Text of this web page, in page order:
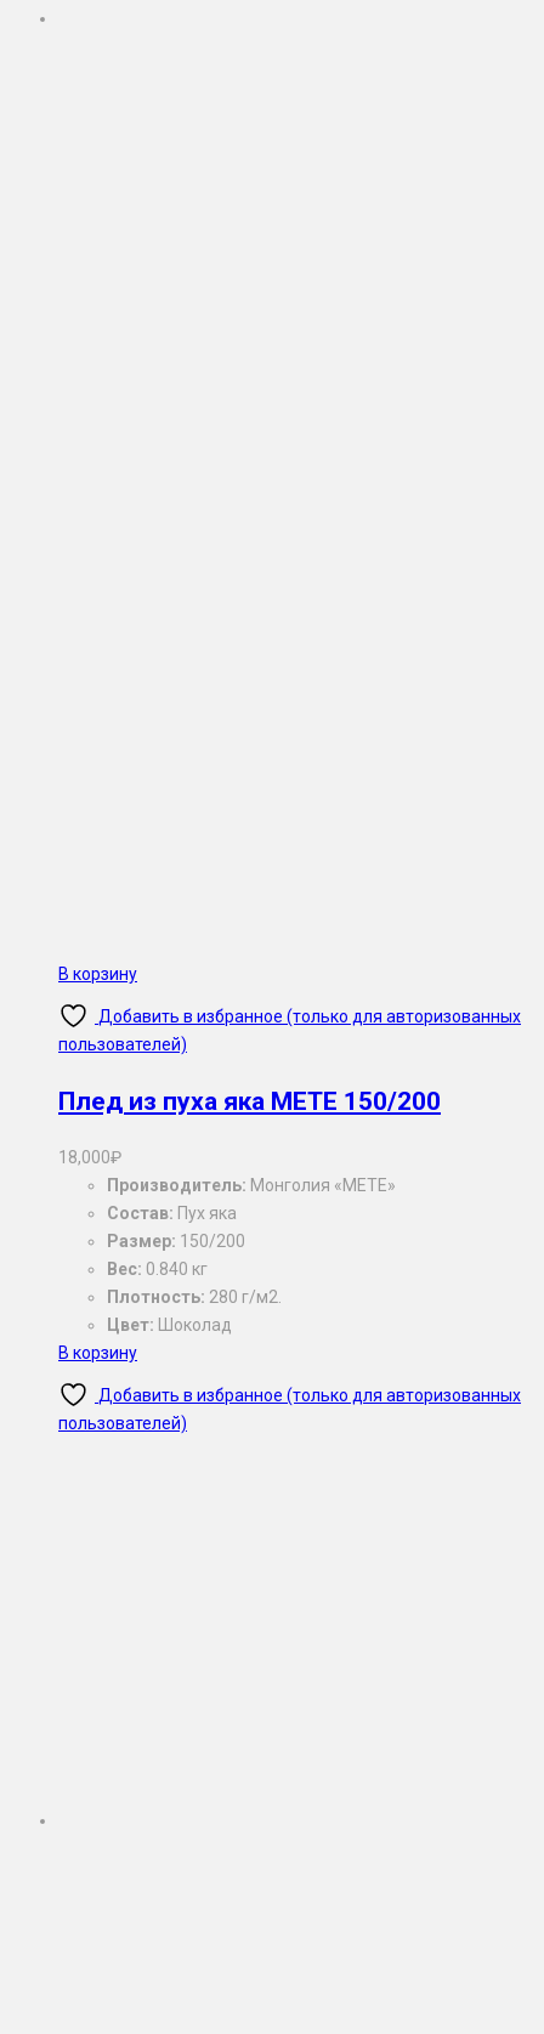
В корзину
Добавить в избранное (только для авторизованных
пользователей)
Плед из пуха яка METE 150/200
18,000₽
Производитель: Монголия «METE»
Состав: Пух яка
Размер: 150/200
Вес: 0.840 кг
Плотность: 280 г/м2.
Цвет:
Шоколад
В корзину
Добавить в избранное (только для авторизованных
пользователей)